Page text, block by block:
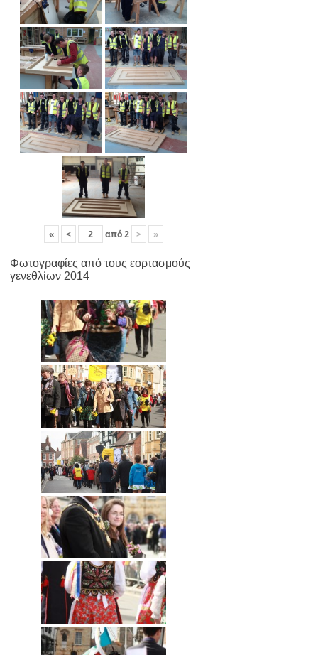
« < από2 > »
Φωτογραφίες από τους εορτασμούς
γενεθλίων 2014